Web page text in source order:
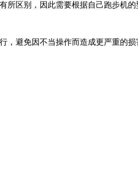
区别，因此需要根据自己跑步机的
避免因不当操作而造成更严重的损